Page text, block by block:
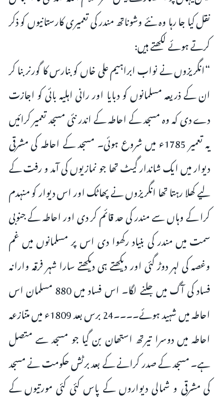
نقل کیا جا رہا وہ نئے وشوناتھ مندر کی تعمیری کارستانیوں کو ذکر
کرتے ہوئے لکھتے ہیں:
“انگریزوں نے نواب ابراہیم علی خاں کو بنارس کا گورنر بنا کر
ان کے ذریعہ مسلمانوں کو دبایا اور رانی اہلیہ بائی کو اجازت
دے دی کہ وہ مسجد کے احاطہ کے اندر نئی مسجد تعمیر کرائیں
یہ تعمیر 1785ء میں شروع ہوئی۔ مسجد کے احاطہ کی مشرقی
دیوار میں ایک شاندار گیٹ تھا جو نمازیوں کی آمد و رفت کے
لیے کھلا رہتا تھا انگریزوں نے پھاٹک اور اس دیوار کو منہدم
کرا کے وہاں سے مندر کی حد قائم کر دی اور احاطہ کے جنوبی
سمت میں مندر کی بنیاد رکھوا دی اس پر مسلمانوں میں غم
وغصہ کی لہر دوڑ گئی اور دیکھتے ہی دیکھتے سارا شہر فرقہ وارانہ
فساد کی آگ میں جلنے لگا۔ اس فساد میں 880 مسلمان اس
احاطہ میں شہید ہوئے۔۔۔۔24 برس بعد 1809ء میں متنازعہ
احاطہ میں دوسرا تیرتھ استھان بن گیا جو مسجد سے متصل
ہے۔ مسجد کے صدر کرانے کے بعد برٹش حکومت نے مسجد
کی مشرقی و شمالی دیواروں کے پاس کئی کئی مورتیوں کے